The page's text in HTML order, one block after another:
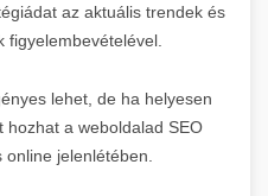
az aktuális trendek és
figyelembevételével.
lehet, de ha helyesen
hozhat a weboldalad SEO
jelenlétében.